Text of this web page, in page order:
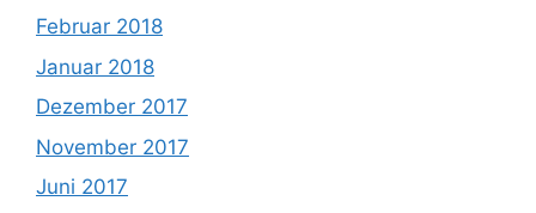
Februar 2018
Januar 2018
Dezember 2017
November 2017
Juni 2017